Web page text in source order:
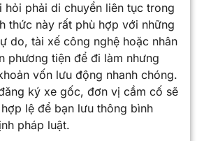
hỏi phải di chuyển liên tục trong
thức này rất phù hợp với những
do, tài xế công nghệ hoặc nhân
phương tiện để đi làm nhưng
vốn lưu động nhanh chóng.
ký xe gốc, đơn vị cầm cố sẽ
lệ để bạn lưu thông bình
pháp luật.